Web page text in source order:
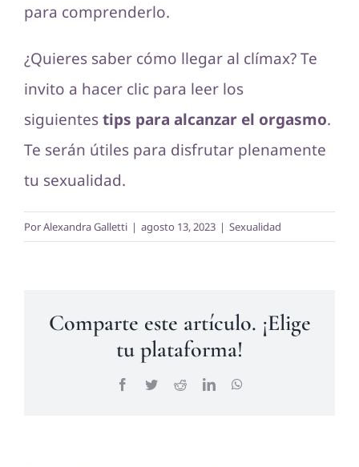
para comprenderlo.
¿Quieres saber cómo llegar al clímax? Te
invito a hacer clic para leer los
siguientestips para alcanzar el orgasmo.
Te serán útiles para disfrutar plenamente
tu sexualidad.
PorAlexandra Galletti | agosto 13, 2023 | Sexualidad
Comparte este artículo. ¡Elige
tu plataforma!
Facebook
TwitterRedditLinkedIn